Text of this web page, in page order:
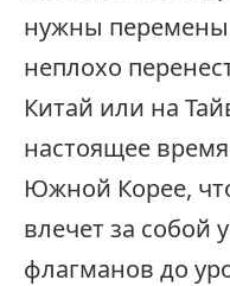
нужны
неплохо
Китай или на
настоящее
Южной Корее,
влечет за собой
флагманов до